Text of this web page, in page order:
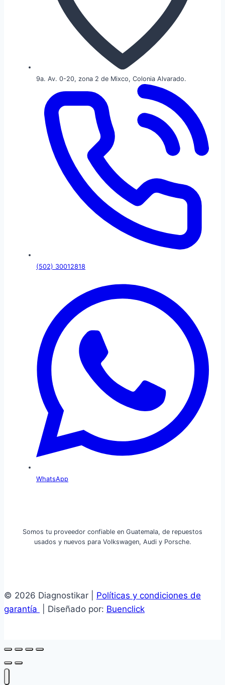
9a. Av. 0-20, zona 2 de Mixco, Colonia Alvarado.
(502) 30012818
WhatsApp
Somos tu proveedor confiable en Guatemala, de repuestos
usados y nuevos para Volkswagen, Audi y Porsche.
© 2026 Diagnostikar | Políticas y condiciones de
garantía
| Diseñado por: Buenclick